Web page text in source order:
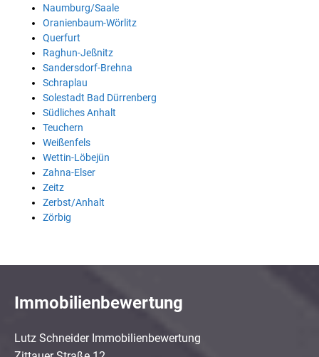
Naumburg/Saale
Oranienbaum-Wörlitz
Querfurt
Raghun-Jeßnitz
Sandersdorf-Brehna
Schraplau
Solestadt Bad Dürrenberg
Südliches Anhalt
Teuchern
Weißenfels
Wettin-Löbejün
Zahna-Elser
Zeitz
Zerbst/Anhalt
Zörbig
Immobilienbewertung
Lutz Schneider Immobilienbewertung